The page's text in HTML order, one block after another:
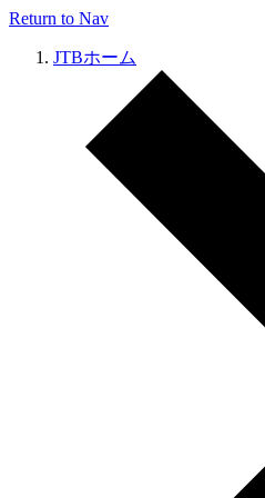
Return to Nav
JTBホーム